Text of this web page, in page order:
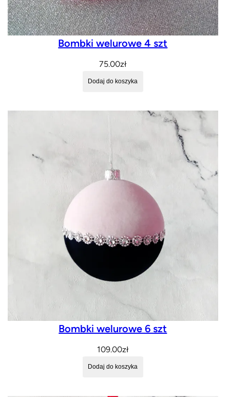
j
n
c
Bombki welurowe 4 szt
75.00zł
Dodaj do koszyka
Bombki welurowe 6 szt
109.00zł
Dodaj do koszyka